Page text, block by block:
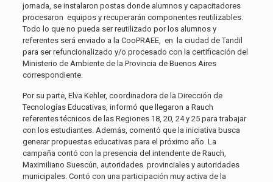
jornada, se instalaron postas donde alumnos y capacitadores
procesaron equipos y recuperarán componentes reutilizables.
Todo lo que no pueda ser reutilizado por los alumnos y
referentes será enviado a la CooPRAEE, en la ciudad de Tandil
para ser refuncionalizado y/o procesado con la certificación del
Ministerio de Ambiente de la Provincia de Buenos Aires
correspondiente.
Por su parte, Elva Kehler, coordinadora de la Dirección de
Tecnologías Educativas, informó que llegaron a Rauch
referentes técnicos de las Regiones 18, 20, 24 y 25 para trabajar
con los estudiantes. Además, comentó que la iniciativa busca
generar propuestas educativas para el próximo año. La
campaña contó con la presencia del intendente de Rauch,
Maximiliano Suescún, autoridades provinciales y autoridades
municipales. Contó con una participación muy activa de la